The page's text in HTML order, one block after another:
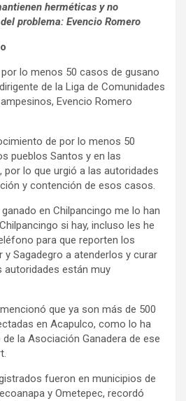
herméticas y no
problema: Evencio Romero
lo menos 50 casos de gusano
de la Liga de Comunidades
Evencio Romero
de por lo menos 50
pueblos Santos y en las
por lo que urgió a las autoridades
y contención de esos casos.
en Chilpancingo me lo han
si hay, incluso les he
para que reporten los
y Sagadegro a atenderlos y curar
autoridades están muy
que ya son más de 500
en Acapulco, como lo ha
la Asociación Ganadera de ese
fueron en municipios de
y Ometepec, recordó